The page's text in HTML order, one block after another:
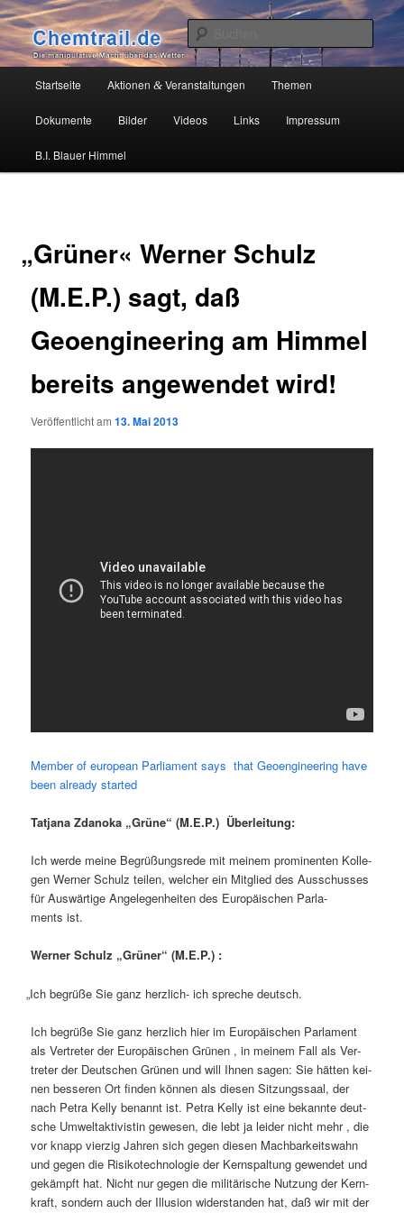
Zum
primären
Inhalt
springenChemtrail.de
Die manipulative Macht über das Wetter
Startseite Aktionen &Veranstaltungen Themen
Dokumente Bilder Videos Links Impressum
B.I. Blauer Himmel
„Grüner« Werner Schulz
(M.E.P.) sagt, daß
Geoengineering am Himmel
bereits angewendet wird!
Veröffentlicht am13. Mai 2013
Mem­ber of euro­pean Par­lia­ment says that Geo­en­gi­nee­ring have
been alre­a­dy started
Tat­ja­na Zdano­ka „Grü­ne“ (M.E.P.) Überleitung:
Ich wer­de mei­ne Begrü­ßungs­re­de mit mei­nem pro­mi­nen­ten Kol­le­
gen Wer­ner Schulz tei­len, wel­cher ein Mit­glied des Aus­schus­ses
für Aus­wär­ti­ge Ange­le­gen­hei­ten des Euro­päi­schen Par­la­
ments ist.
Wer­ner Schulz „Grü­ner“ (M.E.P.) :
„Ich begrü­ße Sie ganz herz­lich- ich spre­che deutsch.
Ich begrü­ße Sie ganz herz­lich hier im Euro­päi­schen Par­la­ment
als Ver­tre­ter der Euro­päi­schen Grü­nen , in mei­nem Fall als Ver­
tre­ter der Deut­schen Grü­nen und will Ihnen sagen: Sie hät­ten kei­
nen bes­se­ren Ort fin­den kön­nen als die­sen Sit­zungs­saal, der
nach Petra Kel­ly benannt ist. Petra Kel­ly ist eine bekann­te deut­
sche Umwelt­ak­ti­vis­tin gewe­sen, die lebt ja lei­der nicht mehr , die
vor knapp vier­zig Jah­ren sich gegen die­sen Mach­bar­keits­wahn
und gegen die Risi­ko­tech­no­lo­gie der Kern­spal­tung gewen­det und
gekämpft hat. Nicht nur gegen die mili­tä­ri­sche Nut­zung der Kern­
kraft, son­dern auch der Illu­si­on wider­stan­den hat, daß wir mit der